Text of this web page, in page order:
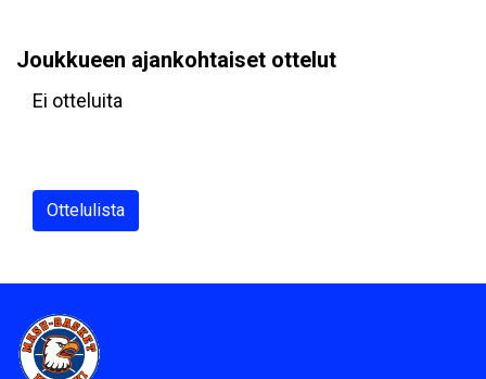
Joukkueen ajankohtaiset ottelut
Ei otteluita
Ottelulista